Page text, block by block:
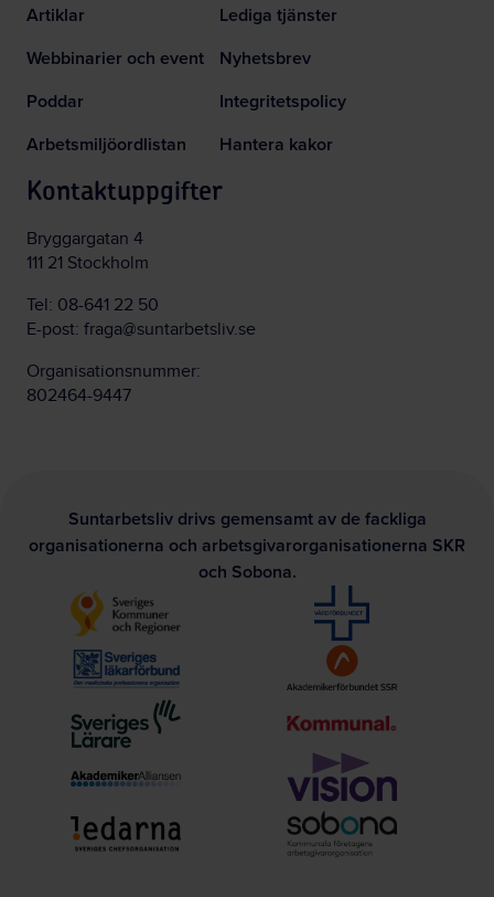
Artiklar
Webbinarier och event
Poddar
Arbetsmiljöordlistan
Lediga tjänster
Nyhetsbrev
Integritetspolicy
Hantera kakor
Kontaktuppgifter
Bryggargatan 4
111 21 Stockholm
Tel: 08-641 22 50
E-post: fraga@suntarbetsliv.se
Organisationsnummer:
802464-9447
Suntarbetsliv drivs gemensamt av de fackliga
organisationerna och arbetsgivarorganisationerna SKR
och Sobona.